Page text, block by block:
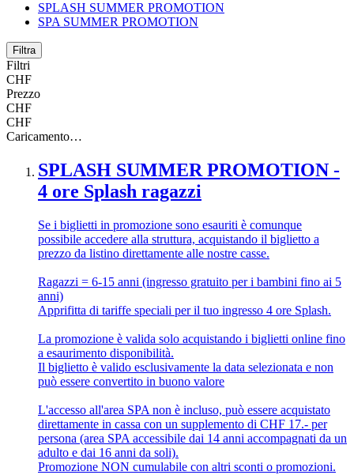
SPLASH SUMMER PROMOTION
SPA SUMMER PROMOTION
Filtra
Filtri
CHF
Prezzo
CHF
CHF
Caricamento…
SPLASH SUMMER PROMOTION -
4 ore Splash ragazzi
Se i biglietti in promozione sono esauriti è comunque
possibile accedere alla struttura, acquistando il biglietto a
prezzo da listino direttamente alle nostre casse.
Ragazzi = 6-15 anni (ingresso gratuito per i bambini fino ai 5
anni)
Apprifitta di tariffe speciali per il tuo ingresso 4 ore Splash.
La promozione è valida solo acquistando i biglietti online fino
a esaurimento disponibilità.
Il biglietto è valido esclusivamente la data selezionata e non
può essere convertito in buono valore
L'accesso all'area SPA non è incluso, può essere acquistato
direttamente in cassa con un supplemento di CHF 17.- per
persona (area SPA accessibile dai 14 anni accompagnati da un
adulto e dai 16 anni da soli).
Promozione NON cumulabile con altri sconti o promozioni.